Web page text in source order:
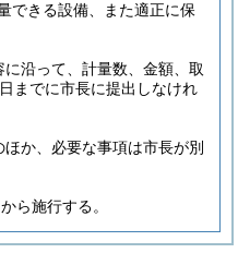
できる設備、また適正に保
沿って、計量数、金額、取
までに市長に提出しなけれ
か、必要な事項は市長が別
ら施行する。